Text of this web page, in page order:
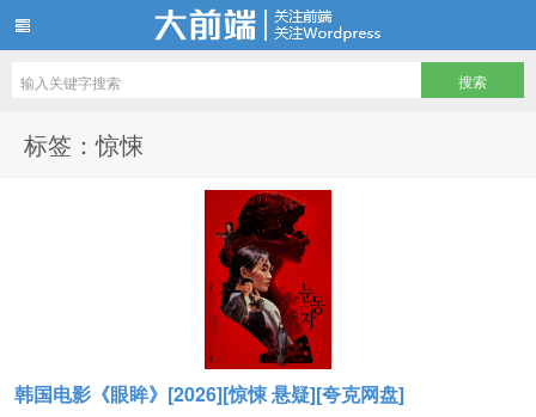
标签：惊悚
韩国电影《眼眸》[2026][惊悚 悬疑][夸克网盘]